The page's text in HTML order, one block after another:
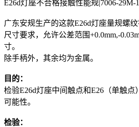
E26d灯座不合格接触性能规|7006-29M-
广东安规生产的这款E26d灯座量规螺
尺寸要求，允许公差范围+0.0mm,-
寸。
除手柄外，其余均为金属。
目的：
检验E26d灯座中间触点和E26（单触点
可能性。
检验：